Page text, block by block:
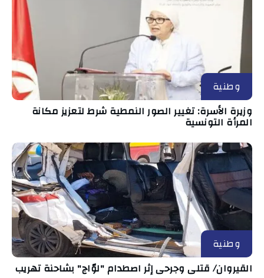
وطنية
وزيرة الأسرة: تغيير الصور النمطية شرط لتعزيز مكانة
المرأة التونسية
وطنية
القيروان/ قتلى وجرحى إثر اصطدام "لوّاج" بشاحنة تهريب